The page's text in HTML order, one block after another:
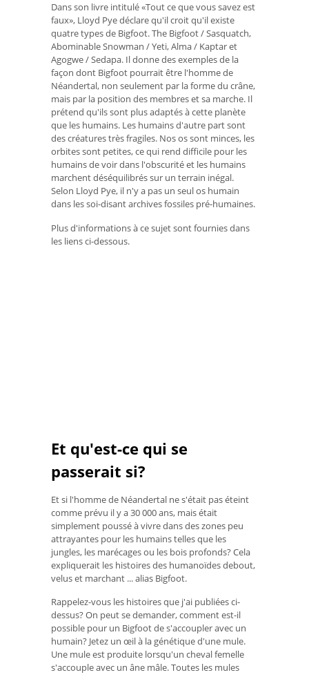
Dans son livre intitulé «Tout ce que vous savez est
faux», Lloyd Pye déclare qu'il croit qu'il existe
quatre types de Bigfoot. The Bigfoot / Sasquatch,
Abominable Snowman / Yeti, Alma / Kaptar et
Agogwe / Sedapa. Il donne des exemples de la
façon dont Bigfoot pourrait être l'homme de
Néandertal, non seulement par la forme du crâne,
mais par la position des membres et sa marche. Il
prétend qu'ils sont plus adaptés à cette planète
que les humains. Les humains d'autre part sont
des créatures très fragiles. Nos os sont minces, les
orbites sont petites, ce qui rend difficile pour les
humains de voir dans l'obscurité et les humains
marchent déséquilibrés sur un terrain inégal.
Selon Lloyd Pye, il n'y a pas un seul os humain
dans les soi-disant archives fossiles pré-humaines.
Plus d'informations à ce sujet sont fournies dans
les liens ci-dessous.
Et qu'est-ce qui se
passerait si?
Et si l'homme de Néandertal ne s'était pas éteint
comme prévu il y a 30 000 ans, mais était
simplement poussé à vivre dans des zones peu
attrayantes pour les humains telles que les
jungles, les marécages ou les bois profonds? Cela
expliquerait les histoires des humanoïdes debout,
velus et marchant ... alias Bigfoot.
Rappelez-vous les histoires que j'ai publiées ci-
dessus? On peut se demander, comment est-il
possible pour un Bigfoot de s'accoupler avec un
humain? Jetez un œil à la génétique d'une mule.
Une mule est produite lorsqu'un cheval femelle
s'accouple avec un âne mâle. Toutes les mules